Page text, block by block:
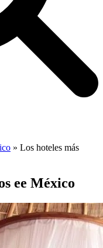
» Los hoteles más
ee México